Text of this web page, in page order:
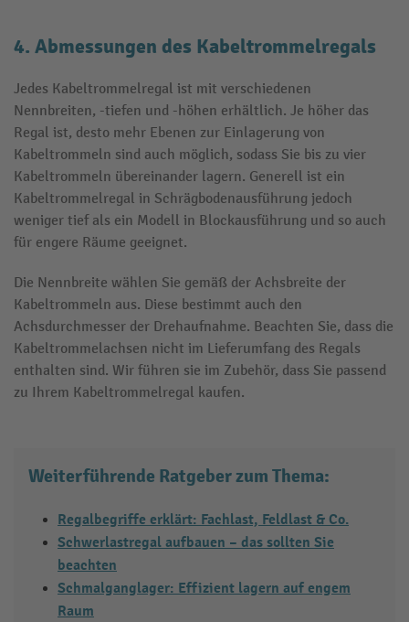
4. Abmessungen des Kabeltrommelregals
Jedes Kabeltrommelregal ist mit verschiedenen
Nennbreiten, -tiefen und -höhen erhältlich. Je höher das
Regal ist, desto mehr Ebenen zur Einlagerung von
Kabeltrommeln sind auch möglich, sodass Sie bis zu vier
Kabeltrommeln übereinander lagern. Generell ist ein
Kabeltrommelregal in Schrägbodenausführung jedoch
weniger tief als ein Modell in Blockausführung und so auch
für engere Räume geeignet.
Die Nennbreite wählen Sie gemäß der Achsbreite der
Kabeltrommeln aus. Diese bestimmt auch den
Achsdurchmesser der Drehaufnahme. Beachten Sie, dass die
Kabeltrommelachsen nicht im Lieferumfang des Regals
enthalten sind. Wir führen sie im Zubehör, dass Sie passend
zu Ihrem Kabeltrommelregal kaufen.
Weiterführende Ratgeber zum Thema:
Regalbegriffe erklärt: Fachlast, Feldlast & Co.
Schwerlastregal aufbauen – das sollten Sie
beachten
Schmalganglager: Effizient lagern auf engem
Raum